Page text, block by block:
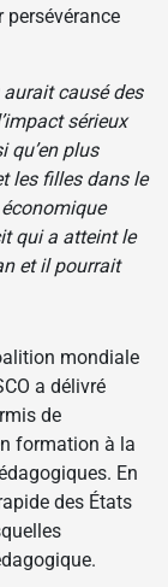
persévérance
causé des
sérieux
qu’en plus
les filles dans le
qui a atteint le
et il pourrait
mondiale
a délivré
de
formation à la
En
des États